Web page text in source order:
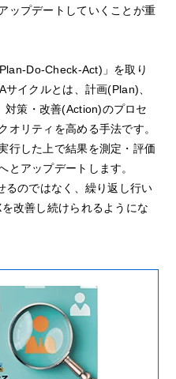
ップデートしていくことが重
Do-Check-Act)」を取り
イクルとは、計画(Plan)、
策・改善(Action)のプロセ
オリティを高める手法です。
行した上で結果を測定・評価
とアップデートします。
るのではなく、繰り返し行い
改善し続けられるようにな